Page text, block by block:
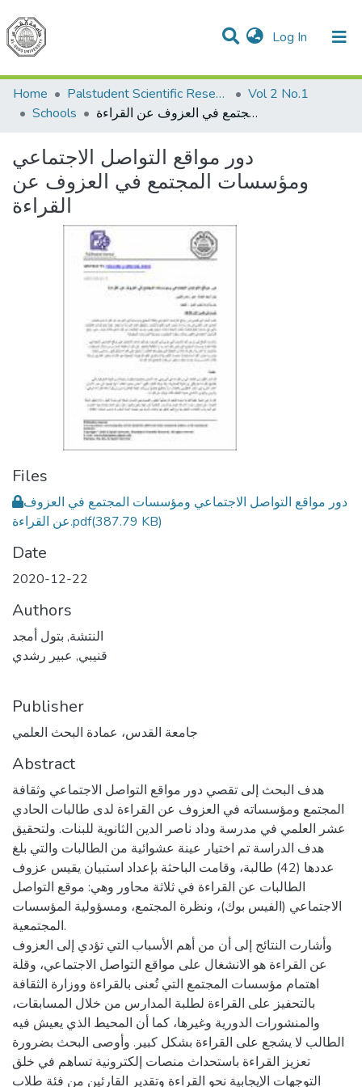
Log In (current)
Communities & Collections
All of DSpace
Home
Palstudent Scientific Research Journal
Vol 2 No.1
Schools
دور مواقع التواصل الاجتماعي ومؤسسات المجتمع في العزوف عن القراءة
دور مواقع التواصل الاجتماعي
ومؤسسات المجتمع في العزوف عن
القراءة
Files
دور مواقع التواصل الاجتماعي ومؤسسات المجتمع في العزوف
عن القراءة.pdf(387.79 KB)
Date
2020-12-22
Authors
النتشة, بتول أمجد
قنيبي, عبير رشدي
Publisher
جامعة القدس، عمادة البحث العلمي
Abstract
هدف البحث إلى تقصي دور مواقع التواصل الاجتماعي وثقافة
المجتمع ومؤسساته في العزوف عن القراءة لدى طالبات الحادي
عشر العلمي في مدرسة وداد ناصر الدين الثانوية للبنات. ولتحقيق
هدف الدراسة تم اختيار عينة عشوائية من الطالبات والتي بلغ
عددها (42) طالبة، وقامت الباحثة بإعداد استبيان يقيس عزوف
الطالبات عن القراءة في ثلاثة محاور وهي: موقع التواصل
الاجتماعي (الفيس بوك)، ونظرة المجتمع، ومسؤولية المؤسسات
المجتمعية.
وأشارت النتائج إلى أن من أهم الأسباب التي تؤدي إلى العزوف
عن القراءة هو الانشغال على مواقع التواصل الاجتماعي، وقلة
اهتمام مؤسسات المجتمع التي تُعنى بالقراءة ووزارة الثقافة
بالتحفيز على القراءة لطلبة المدارس من خلال المسابقات،
والمنشورات الدورية وغيرها، كما أن المحيط الذي يعيش فيه
الطالب لا يشجع على القراءة بشكل كبير. وأوصى البحث بضرورة
تعزيز القراءة باستحداث منصات إلكترونية تساهم في خلق
التوجهات الإيجابية نحو القراءة وتقدير القارئين من فئة طلاب